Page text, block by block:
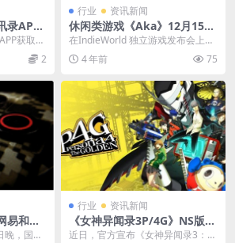
录APP
获取
2
行业 资讯新闻
休闲类游戏《Aka》12月15日
登陆NS 小熊猫的种田日记
在IndieWorld 独立游戏发布会上，
官方宣布《Aka》NS版将于12月1
5... 4 年前 75
易和腾
晚，国家
行业 资讯新闻
《女神异闻录3P/4G》NS版大
小公布 明年1月19日发售
近日，官方宣布《女神异闻录3：携